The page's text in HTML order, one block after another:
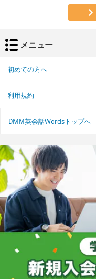
メニュー
初めての方へ
利用規約
DMM英会話Wordsトップへ